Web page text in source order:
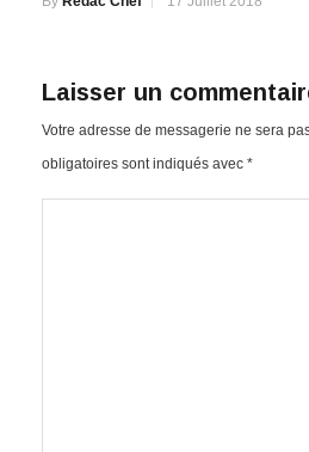
Laisser un
Votre adresse de messagerie ne sera
obligatoires sont indiqués avec *